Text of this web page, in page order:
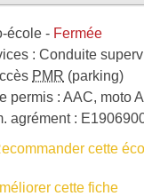
école - Fermée
: Conduite
PMR (parking)
permis : AAC, moto
agrément :
cette
cette fiche